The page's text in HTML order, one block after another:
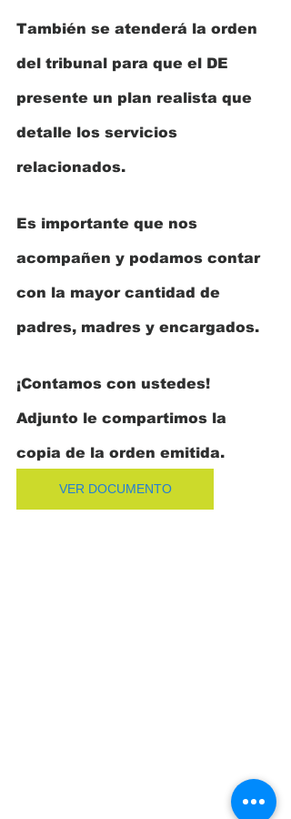
También se atenderá la orden
del tribunal para que el DE
presente un plan realista que
detalle los servicios
relacionados.
Es importante que nos
acompañen y podamos contar
con la mayor cantidad de
padres, madres y encargados.
¡Contamos con ustedes!
Adjunto le compartimos la
copia de la orden emitida.
VER DOCUMENTO